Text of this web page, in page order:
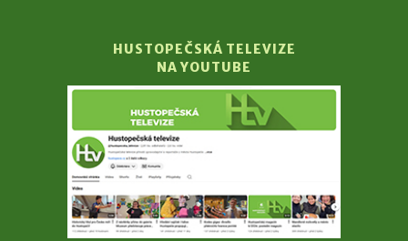
HUSTOPEČSKÁ TELEVIZE
NA YOUTUBE